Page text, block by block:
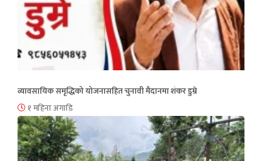
व्यावसायिक समृद्धिको योजनासहित चुनावी मैदानमा शंकर डुम्रे
१ महिना अगाडि